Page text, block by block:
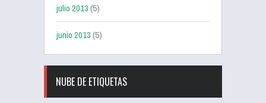
julio 2013(5)
junio 2013(5)
NUBE DE ETIQUETAS